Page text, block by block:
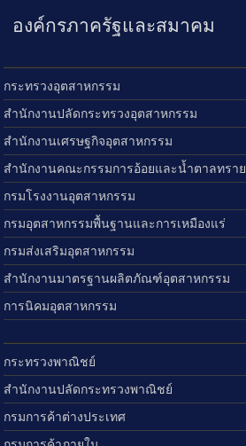
องค์กรภาครัฐและสมาคม
กระทรวงอุตสาหกรรม
สำนักงานปลัดกระทรวงอุตสาหกรรม
สำนักงานเศรษฐกิจอุตสาหกรรม
สำนักงานคณะกรรมการอ้อยและน้ำตาลทราย
กรมโรงงานอุตสาหกรรม
กรมอุตสาหกรรมพื้นฐานและการเหมืองแร่
กรมส่งเสริมอุตสาหกรรม
สำนักงานมาตรฐานผลิตภัณฑ์อุตสาหกรรม
การนิคมอุตสาหกรรม
กระทรวงพาณิชย์
สำนักงานปลัดกระทรวงพาณิชย์
กรมการค้าต่างประเทศ